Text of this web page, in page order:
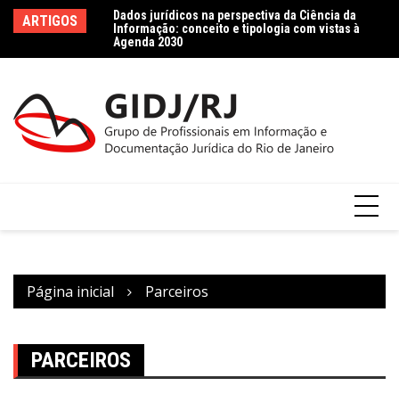
paraARTIGOS
e Preciosas
preliminares
Dados jurídicos na perspectiva da Ciência da
Informação: conceito e tipologia com vistas à
Agenda 2030
Página inicial Parceiros
PARCEIROS